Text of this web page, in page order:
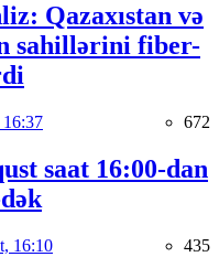
Qazaxıstan və
sahillərini fiber-
16:37 672
saat 16:00-dan
16:10 435